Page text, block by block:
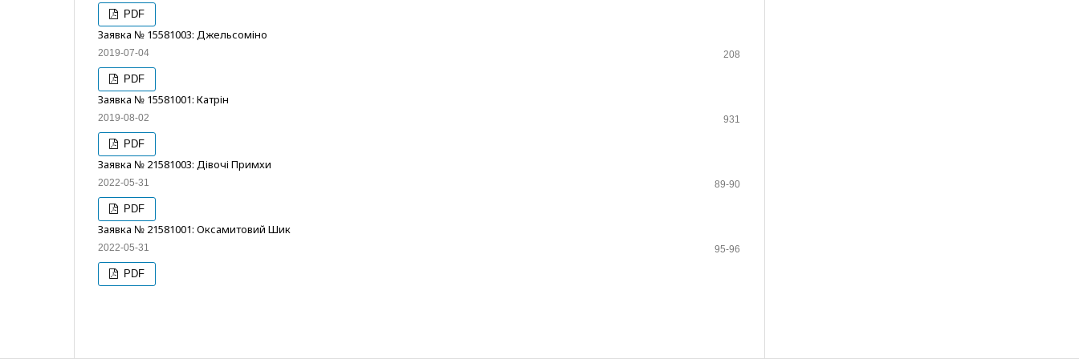
PDF
Заявка № 15581003: Джельсоміно
208
2019-07-04
PDF
Заявка № 15581001: Катрін
931
2019-08-02
PDF
Заявка № 21581003: Дівочі Примхи
89-90
2022-05-31
PDF
Заявка № 21581001: Оксамитовий Шик
95-96
2022-05-31
PDF